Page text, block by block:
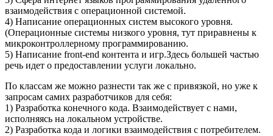
взаимодействия с операционной системой.
4) Написание операционных систем высокого уровня.
(Операционные системы низкого уровня, тут приравнены к
микроконтроллерному программированию.
5) Написание front-end контента и игр.Здесь большей частью
речь идет о предоставлении услуги локально.
По классам же можно разнести так же с привязкой, но уже к
запросам самих разработчиков для себя:
1) Разработка конечного кода. Взаимодействует с нами,
исполняясь на локальном устройстве.
2) Разработка кода и логики взаимодействия с потребителем.